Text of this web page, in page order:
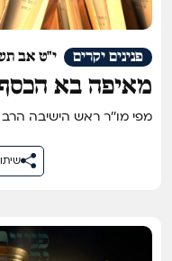
י"ט אב פנינים יקרים
מאיפה בא
מפי מו''ר ראש הישיבה הרב בניהו שמואלי שליט''א